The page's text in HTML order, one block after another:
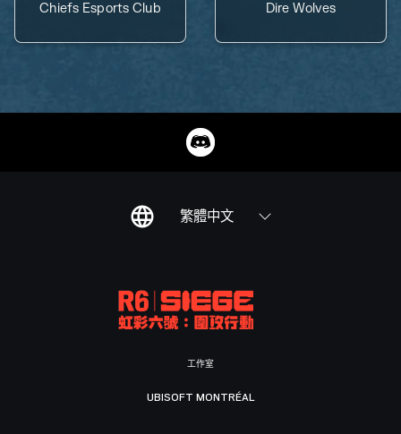
Chiefs Esports Club Dire Wolves
繁體中文
工作室
UBISOFT MONTRÉAL